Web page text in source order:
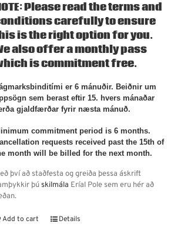
Please read the terms and
carefully to ensure
is the right option for you.
also offer amonthly pass
is commitment free.
er 6 mánuðir. Beiðnir um
sem berast eftir 15. hvers mánaðar
gjaldfærðar fyrir næsta mánuð.
commitment period is 6 months.
requests received past the 15th of
month will be billed for the next month.
því að staðfesta og greiða þessa áskrift
þúskilmála Eríal Pole sem eru hér að
Add to cart Details